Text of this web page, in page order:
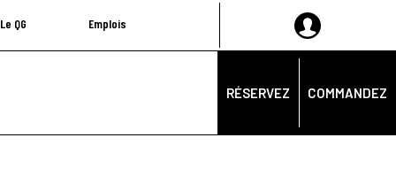
Le QG Emplois
RÉSERVEZ COMMANDEZ